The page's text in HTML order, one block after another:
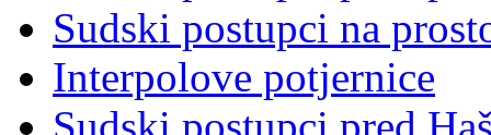
Sudski postupci na
Interpolove potjernice